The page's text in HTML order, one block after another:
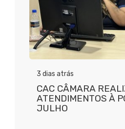
3 dias atrás
CAC CÂMARA
ATENDIMENTOS À
JULHO